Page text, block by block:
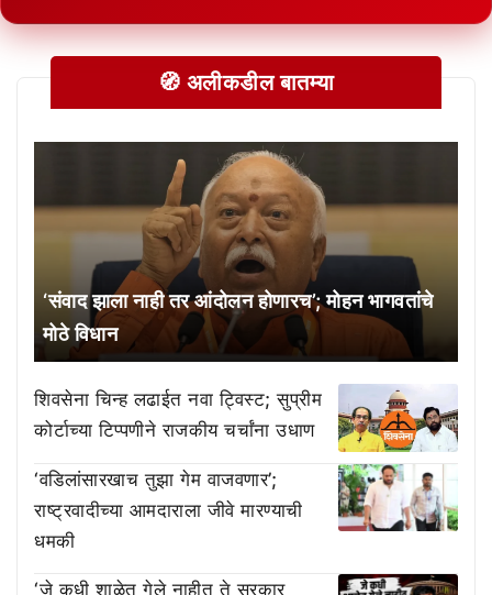
🧭 अलीकडील बातम्या
‘संवाद झाला नाही तर आंदोलन होणारच’; मोहन भागवतांचे
मोठे विधान
शिवसेना चिन्ह लढाईत नवा ट्विस्ट; सुप्रीम
कोर्टाच्या टिप्पणीने राजकीय चर्चांना उधाण
‘वडिलांसारखाच तुझा गेम वाजवणार’;
राष्ट्रवादीच्या आमदाराला जीवे मारण्याची
धमकी
‘जे कधी शाळेत गेले नाहीत ते सरकार